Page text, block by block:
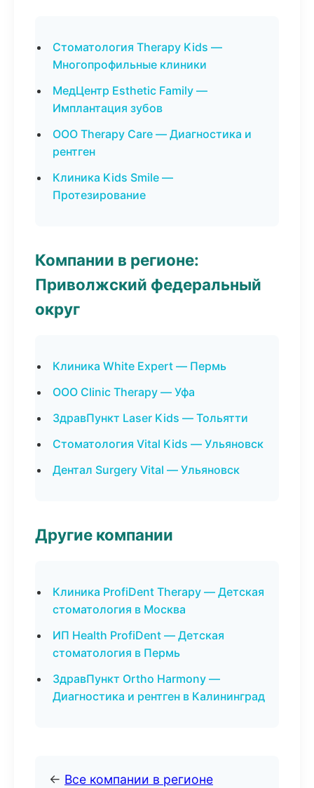
Стоматология Therapy Kids —
Многопрофильные клиники
МедЦентр Esthetic Family —
Имплантация зубов
ООО Therapy Care — Диагностика и
рентген
Клиника Kids Smile —
Протезирование
Компании в регионе:
Приволжский федеральный
округ
Клиника White Expert — Пермь
ООО Clinic Therapy — Уфа
ЗдравПункт Laser Kids — Тольятти
Стоматология Vital Kids — Ульяновск
Дентал Surgery Vital — Ульяновск
Другие компании
Клиника ProfiDent Therapy — Детская
стоматология в Москва
ИП Health ProfiDent — Детская
стоматология в Пермь
ЗдравПункт Ortho Harmony —
Диагностика и рентген в Калининград
← Все компании в регионе